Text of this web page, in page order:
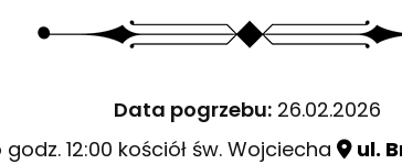
Data pogrzebu: 26.02.2026
12:00 kościół św. Wojciecha
ul.